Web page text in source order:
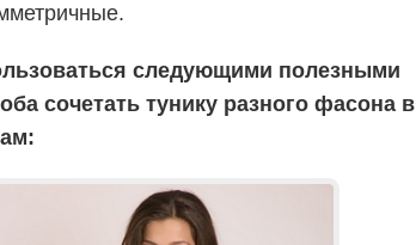
следующими полезными
сочетать тунику разного фасона в